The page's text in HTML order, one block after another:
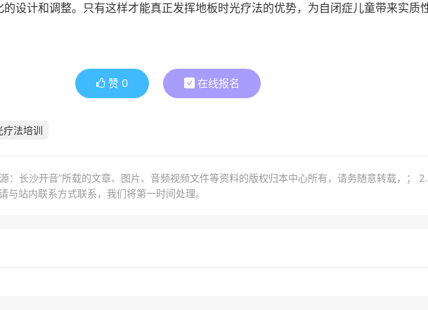
设计和调整。只有这样才能真正发挥地板时光疗法的优势，为自闭症儿童带来实质
赞 0 在线报名
疗法培训
：长沙开音”所载的文章、图片、音频视频文件等资料的版权归本中心所有，请务随意转载，；
与站内联系方式联系，我们将第一时间处理。